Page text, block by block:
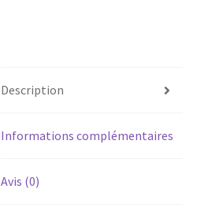
Description
Informations complémentaires
Avis (0)